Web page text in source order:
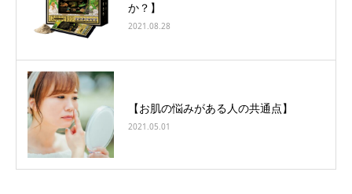
か？】
2021.08.28
【お肌の悩みがある人の共通点】
2021.05.01